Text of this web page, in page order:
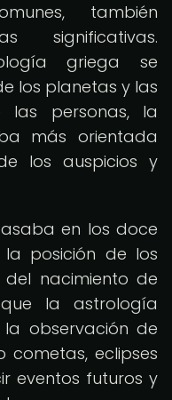
también
significativas.
griega se
los planetas y las
personas, la
más orientada
los auspicios y
en los doce
posición de los
nacimiento de
la astrología
observación de
cometas, eclipses
eventos futuros y